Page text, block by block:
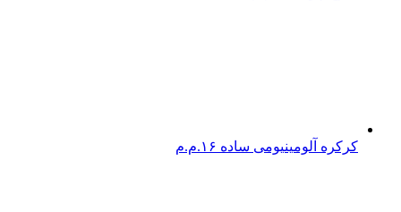
کرکره آلومینیومی ساده ۱۶.م.م